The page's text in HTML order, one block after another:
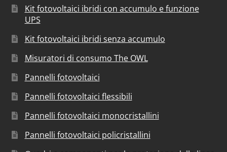
Kit fotovoltaici ibridi con accumulo e funzione
UPS
Kit fotovoltaici ibridi senza accumulo
Misuratori di consumo The OWL
Pannelli fotovoltaici
Pannelli fotovoltaici flessibili
Pannelli fotovoltaici monocristallini
Pannelli fotovoltaici policristallini